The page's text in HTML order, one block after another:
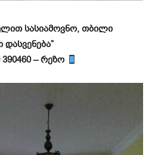
სასიამოვნო, თბილი
– რეზო